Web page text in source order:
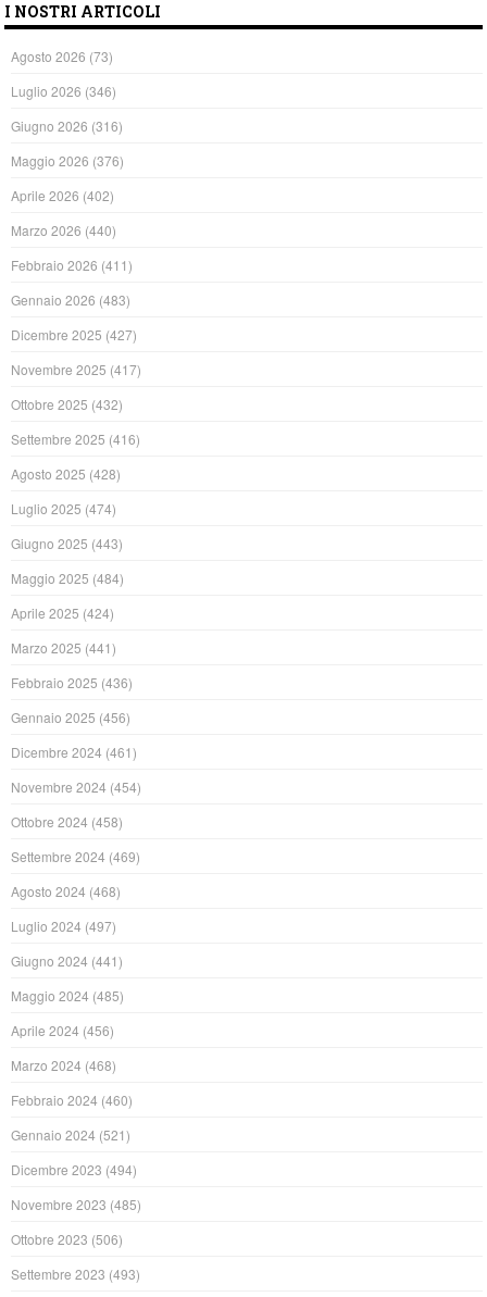
I NOSTRI ARTICOLI
Agosto 2026 (73)
Luglio 2026 (346)
Giugno 2026 (316)
Maggio 2026 (376)
Aprile 2026 (402)
Marzo 2026 (440)
Febbraio 2026 (411)
Gennaio 2026 (483)
Dicembre 2025 (427)
Novembre 2025 (417)
Ottobre 2025 (432)
Settembre 2025 (416)
Agosto 2025 (428)
Luglio 2025 (474)
Giugno 2025 (443)
Maggio 2025 (484)
Aprile 2025 (424)
Marzo 2025 (441)
Febbraio 2025 (436)
Gennaio 2025 (456)
Dicembre 2024 (461)
Novembre 2024 (454)
Ottobre 2024 (458)
Settembre 2024 (469)
Agosto 2024 (468)
Luglio 2024 (497)
Giugno 2024 (441)
Maggio 2024 (485)
Aprile 2024 (456)
Marzo 2024 (468)
Febbraio 2024 (460)
Gennaio 2024 (521)
Dicembre 2023 (494)
Novembre 2023 (485)
Ottobre 2023 (506)
Settembre 2023 (493)